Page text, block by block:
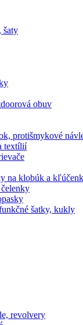
šaty
obuv
protišmykové
textílií
na klobúk a
šatky, kukly
revolvery